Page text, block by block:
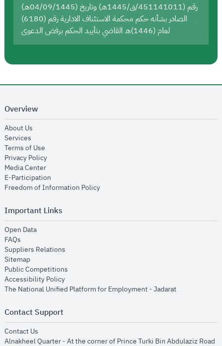
رقم (451141011/ق/1445هـ) وتاريخ (04/09/1445هـ)
الصادر بشأنه حكم محكمة الاستئناف الادارية رقم (6180)
لعام (1446)هـ القاضي بتأييد الحكم برفض الدعوى
Overview
About Us
Services
Terms of Use
Privacy Policyopens in new window
Media Centeropens in new window
E-Participation
Freedom of Information Policyopens in new window
Important Links
Open Dataopens in new window
FAQs
Suppliers Relations
Sitemapopens in new window
Public Competitions
Accessibility Policyopens in new window
The National Unified Platform for Employment - Jadaratopens in new
Contact Support
Contact Us
Alnakheel Quarter - At the corner of Prince Turki Bin Abdulaziz Road